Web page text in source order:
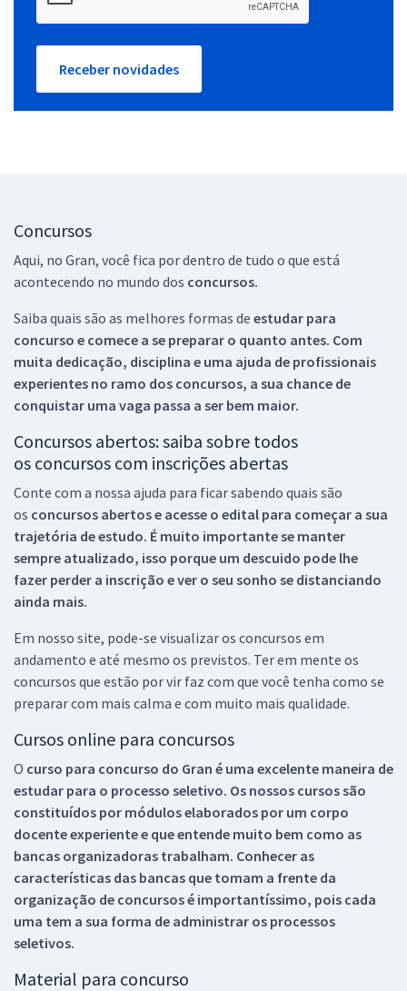
Receber novidades
Concursos
Aqui, no Gran, você fica por dentro de tudo o que está
acontecendo no mundo dos concursos.
Saiba quais são as melhores formas de estudar para
concurso e comece a se preparar o quanto antes. Com
muita dedicação, disciplina e uma ajuda de profissionais
experientes no ramo dos concursos, a sua chance de
conquistar uma vaga passa a ser bem maior.
Concursos abertos: saiba sobre todos
os concursos com inscrições abertas
Conte com a nossa ajuda para ficar sabendo quais são
os concursos abertos e acesse o edital para começar a sua
trajetória de estudo. É muito importante se manter
sempre atualizado, isso porque um descuido pode lhe
fazer perder a inscrição e ver o seu sonho se distanciando
ainda mais.
Em nosso site, pode-se visualizar os concursos em
andamento e até mesmo os previstos. Ter em mente os
concursos que estão por vir faz com que você tenha como se
preparar com mais calma e com muito mais qualidade.
Cursos online para concursos
O curso para concurso do Gran é uma excelente maneira de
estudar para o processo seletivo. Os nossos cursos são
constituídos por módulos elaborados por um corpo
docente experiente e que entende muito bem como as
bancas organizadoras trabalham. Conhecer as
características das bancas que tomam a frente da
organização de concursos é importantíssimo, pois cada
uma tem a sua forma de administrar os processos
seletivos.
Material para concurso